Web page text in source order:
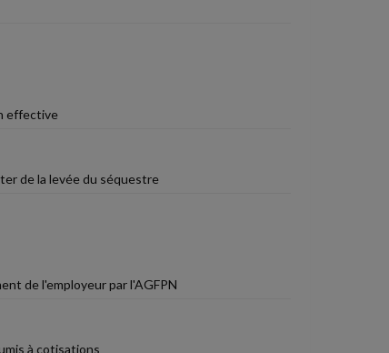
effective
de la levée du séquestre
de l'employeur par l'AGFPN
à cotisations